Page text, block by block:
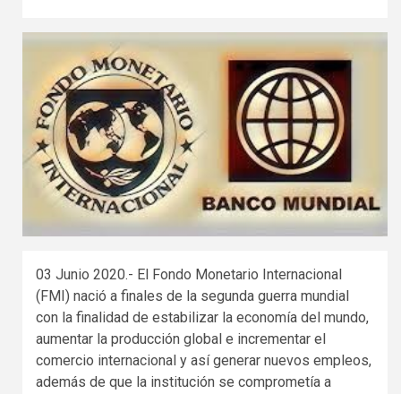
03 Junio 2020.- El Fondo Monetario Internacional
(FMI) nació a finales de la segunda guerra mundial
con la finalidad de estabilizar la economía del mundo,
aumentar la producción global e incrementar el
comercio internacional y así generar nuevos empleos,
además de que la institución se comprometía a